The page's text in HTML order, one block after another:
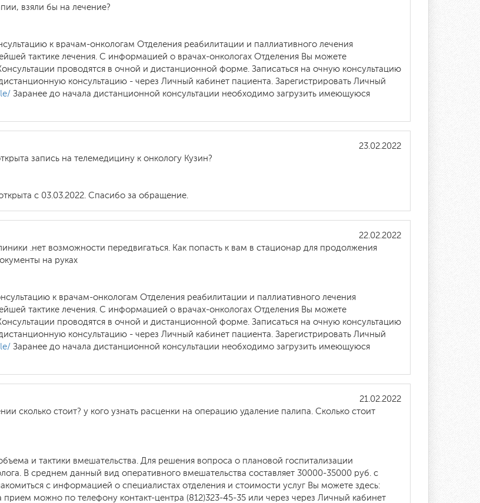
взяли бы на лечение?
к врачам-онкологам Отделения реабилитации и паллиативного лечения
тактике лечения. С информацией о врачах-онкологах Отделения Вы можете
проводятся в очной и дистанционной форме. Записаться на очную консультацию
консультацию - через Личный кабинет пациента. Зарегистрировать Личный
Заранее до начала дистанционной консультации необходимо загрузить имеющуюся
23.02.2022
запись на телемедицину к онкологу Кузин?
с 03.03.2022. Спасибо за обращение.
22.02.2022
.нет возможности передвигаться. Как попасть к вам в стационар для продолжения
на руках
к врачам-онкологам Отделения реабилитации и паллиативного лечения
тактике лечения. С информацией о врачах-онкологах Отделения Вы можете
проводятся в очной и дистанционной форме. Записаться на очную консультацию
консультацию - через Личный кабинет пациента. Зарегистрировать Личный
Заранее до начала дистанционной консультации необходимо загрузить имеющуюся
21.02.2022
сколько стоит? у кого узнать расценки на операцию удаление палипа. Сколько стоит
и тактики вмешательства. Для решения вопроса о плановой госпитализации
В среднем данный вид оперативного вмешательства составляет 30000-35000 руб. с
с информацией о специалистах отделения и стоимости услуг Вы можете здесь:
прием можно по телефону контакт-центра (812)323-45-35 или через через Личный кабинет